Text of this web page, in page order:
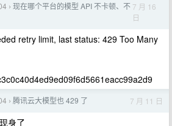
› 现在哪个平台的模型 API 不卡顿、不 7 月 16
日
retry limit, last status: 429 Too Many
› 腾讯云大模型也 429 了 7 月 11 日
身了